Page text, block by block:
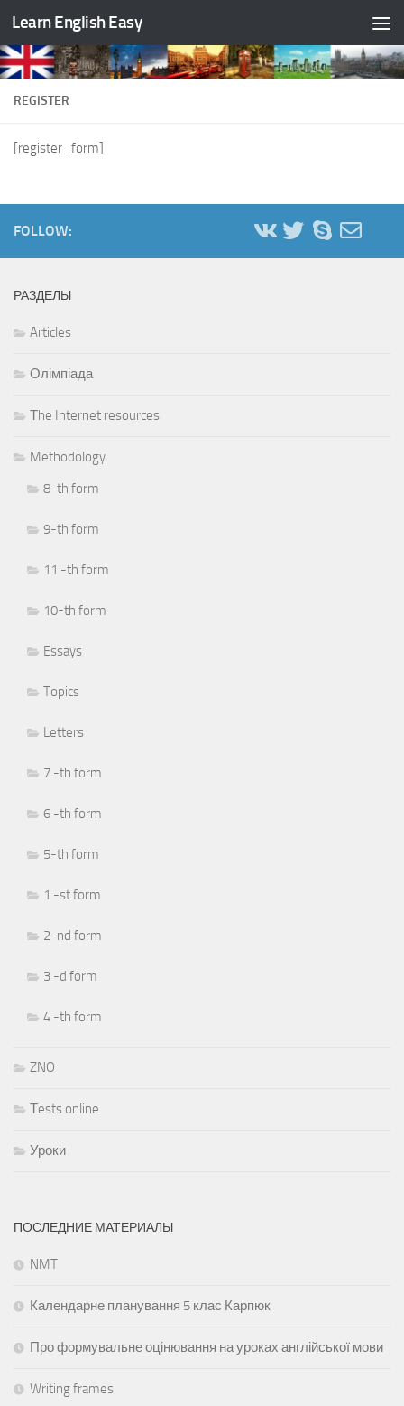
Skip to content
Learn English Easy
REGISTER
[register_form]
FOLLOW:
РАЗДЕЛЫ
Articles
Олімпіада
Тhe Internet resources
Methodology
8-th form
9-th form
11 -th form
10-th form
Essays
Topics
Letters
7 -th form
6 -th form
5-th form
1 -st form
2-nd form
3 -d form
4 -th form
ZNO
Тests online
Уроки
ПОСЛЕДНИЕ МАТЕРИАЛЫ
NMT
Календарне планування 5 клас Карпюк
Про формувальне оцінювання на уроках англійської мови
Writing frames